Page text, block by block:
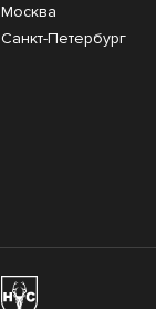
Москва
Санкт-Петербург